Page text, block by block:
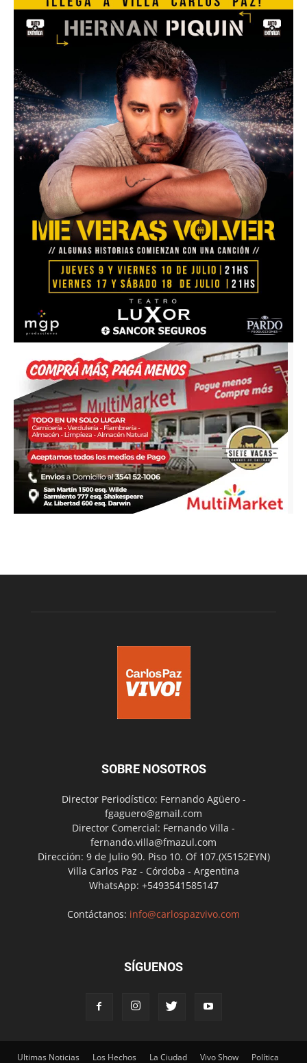
SOBRE NOSOTROS
Director Periodístico: Fernando Agüero -
fgaguero@gmail.com
Director Comercial: Fernando Villa -
fernando.villa@fmazul.com
Dirección: 9 de Julio 90. Piso 10. Of 107.(X5152EYN)
Villa Carlos Paz - Córdoba - Argentina
WhatsApp: +5493541585147
Contáctanos: info@carlospazvivo.com
SÍGUENOS
Ultimas Noticias Los Hechos La Ciudad Vivo Show Política